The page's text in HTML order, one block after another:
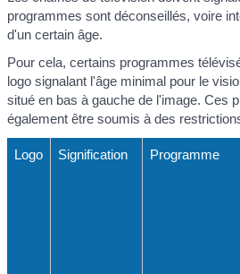
programmes sont déconseillés, voire
d'un certain âge.
Pour cela, certains programmes
logo signalant l'âge minimal pour le
situé en bas à gauche de l'image. Ces
également être soumis à des
Logo Signification Programme